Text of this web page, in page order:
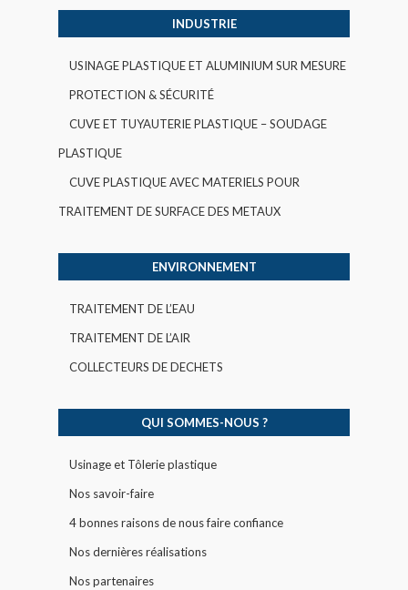
INDUSTRIE
USINAGE PLASTIQUE ET ALUMINIUM SUR MESURE
PROTECTION & SÉCURITÉ
CUVE ET TUYAUTERIE PLASTIQUE – SOUDAGE
PLASTIQUE
CUVE PLASTIQUE AVEC MATERIELS POUR
TRAITEMENT DE SURFACE DES METAUX
ENVIRONNEMENT
TRAITEMENT DE L’EAU
TRAITEMENT DE L’AIR
COLLECTEURS DE DECHETS
QUI SOMMES-NOUS ?
Usinage et Tôlerie plastique
Nos savoir-faire
4 bonnes raisons de nous faire confiance
Nos dernières réalisations
Nos partenaires